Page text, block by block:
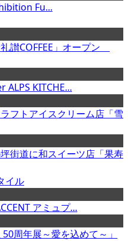
Fu...
讃COFFEE」オープン
ALPS KITCHE...
フトアイスクリーム店「雪
街道に和スイーツ店「果寿
イル
アミュプ...
周年展～愛を込めて～」